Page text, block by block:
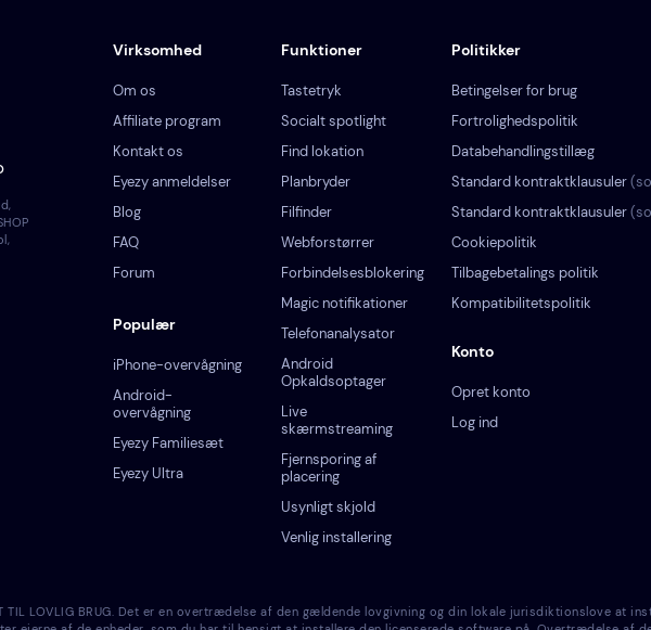
Virksomhed
Om os
Affiliate program
Kontakt os
Eyezy anmeldelser
Blog
FAQ
Forum
Populær
iPhone-overvågning
Android-
overvågning
Eyezy Familiesæt
Eyezy Ultra
Konto
Opret konto
Log ind
Politikker
Betingelser for brug
Fortrolighedspolitik
Databehandlingstillæg
Standard kontraktklausuler
Standard kontraktklausuler
Cookiepolitik
Tilbagebetalings politik
Kompatibilitetspolitik
Funktioner
Tastetryk
Socialt spotlight
Find lokation
Planbryder
Filfinder
Webforstørrer
Forbindelsesblokering
Magic notifikationer
Telefonanalysator
Android
Opkaldsoptager
Live
skærmstreaming
Fjernsporing af
placering
Usynligt skjold
Venlig installering
TIL LOVLIG BRUG. Det er en overtrædelse af den gældende lovgivning og din lokale jurisdiktionslove at